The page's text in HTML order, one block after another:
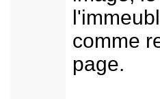
comme
page.